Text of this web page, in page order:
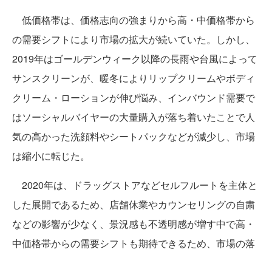
低価格帯は、価格志向の強まりから高・中価格帯から
の需要シフトにより市場の拡大が続いていた。しかし、
2019年はゴールデンウィーク以降の長雨や台風によって
サンスクリーンが、暖冬によりリップクリームやボディ
クリーム・ローションが伸び悩み、インバウンド需要で
はソーシャルバイヤーの大量購入が落ち着いたことで人
気の高かった洗顔料やシートパックなどが減少し、市場
は縮小に転じた。
2020年は、ドラッグストアなどセルフルートを主体と
した展開であるため、店舗休業やカウンセリングの自粛
などの影響が少なく、景況感も不透明感が増す中で高・
中価格帯からの需要シフトも期待できるため、市場の落